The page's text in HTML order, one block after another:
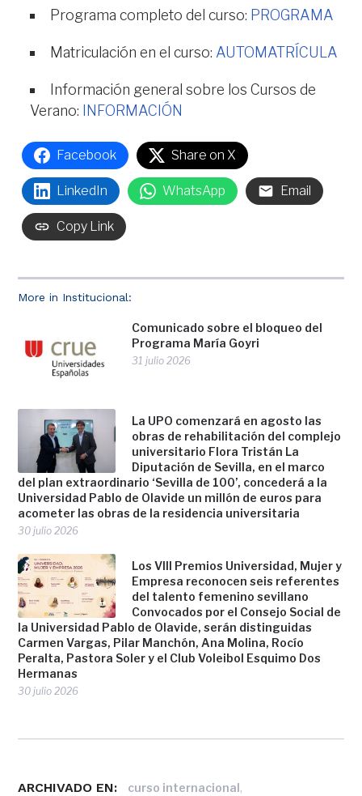
More in Institucional:
Comunicado sobre el bloqueo del
Programa María Goyri
31 julio 2026
La UPO comenzará en agosto las
obras de rehabilitación del complejo
universitario Flora Tristán La
Diputación de Sevilla, en el marco
del plan extraordinario ‘Sevilla de 100’, concederá a la
Universidad Pablo de Olavide un millón de euros para
acometer las obras de la residencia universitaria
30 julio 2026
Los VIII Premios Universidad, Mujer y
Empresa reconocen seis referentes
del talento femenino sevillano
Convocados por el Consejo Social de
la Universidad Pablo de Olavide, serán distinguidas
Carmen Vargas, Pilar Manchón, Ana Molina, Rocío
Peralta, Pastora Soler y el Club Voleibol Esquimo Dos
Hermanas
30 julio 2026
Programa completo del curso: PROGRAMA
Matriculación en el curso: AUTOMATRÍCULA
Información general sobre los Cursos de
Verano:
INFORMACIÓN
Facebook Share on X
LinkedIn WhatsApp Email
Copy Link
ARCHIVADO EN: curso internacional,